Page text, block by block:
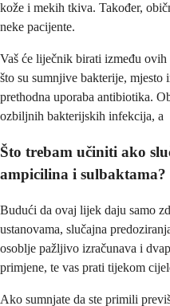
kože i mekih tkiva. Također,
neke pacijente.
Vaš će liječnik birati između
što su sumnjive bakterije,
prethodna uporaba antibiotika.
ozbiljnih bakterijskih infekcija, a
Što trebam učiniti ako
ampicilina i sulbaktama?
Budući da ovaj lijek daju samo
ustanovama, slučajna
osoblje pažljivo izračunava i
primjene, te vas prati tijekom
Ako sumnjate da ste primili